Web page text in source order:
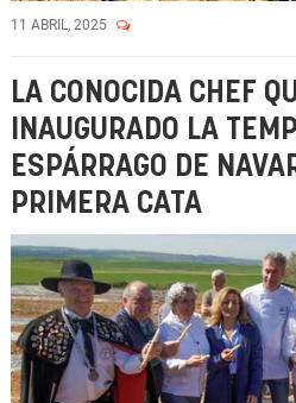
11 ABRIL, 2025
LA CONOCIDA CHEF
INAUGURADO LA
ESPÁRRAGO DE
PRIMERA CATA